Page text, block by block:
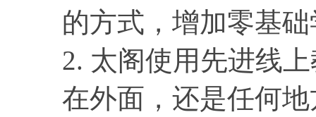
的方式，增加零基
2. 太阁使用先进线
在外面，还是任何